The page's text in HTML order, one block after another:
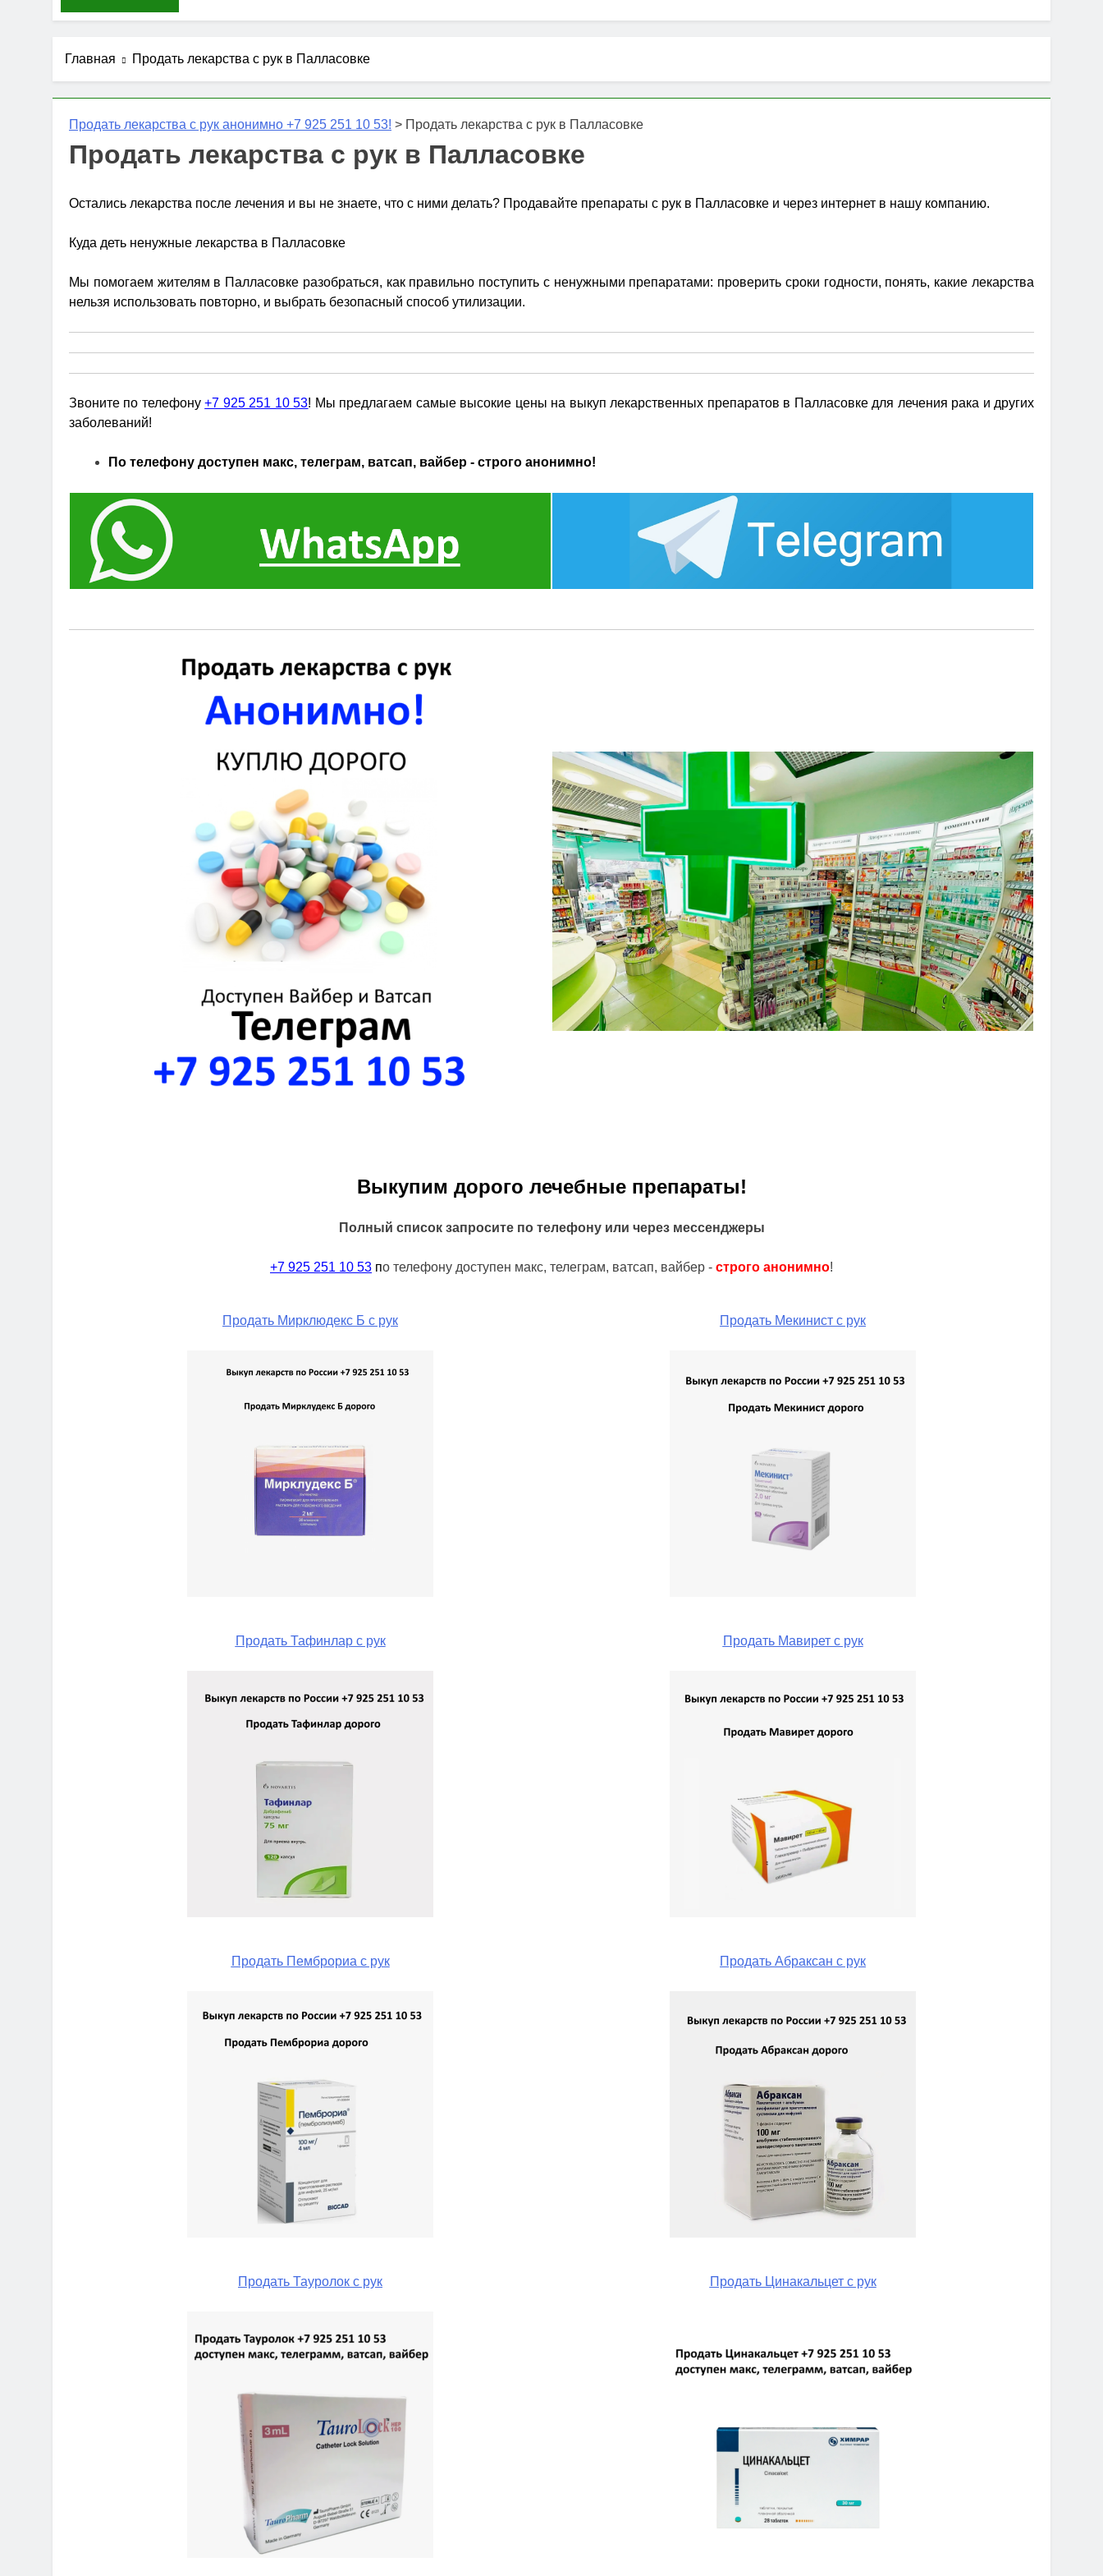
Главная Продать лекарства с рук в Палласовке
Продать лекарства с рук анонимно +7 925 251 10 53! > Продать лекарства с рук в Палласовке
Продать лекарства с рук в Палласовке
Остались лекарства после лечения и вы не знаете, что с ними делать? Продавайте препараты с рук в Палласовке и через интернет в нашу компанию.
Куда деть ненужные лекарства в Палласовке
Мы помогаем жителям в Палласовке разобраться, как правильно поступить с ненужными препаратами: проверить сроки годности, понять, какие лекарства
нельзя использовать повторно, и выбрать безопасный способ утилизации.
Звоните по телефону+7 925 251 10 53! Мы предлагаем самые высокие цены на выкуп лекарственных препаратов в Палласовке для лечения рака и других
заболеваний!
По телефону доступен макс, телеграм, ватсап, вайбер - строго анонимно!
Выкупим дорого лечебные препараты!
Полный список запросите по телефону или через мессенджеры
+7 925 251 10 53 по телефону доступен макс, телеграм, ватсап, вайбер - строго анонимно!
Продать Мирклюдекс Б с рук Продать Мекинист с рук
Продать Тафинлар с рук Продать Мавирет с рук
Продать Пемброриа с рук Продать Абраксан с рук
Продать Тауролок с рук Продать Цинакальцет с рук